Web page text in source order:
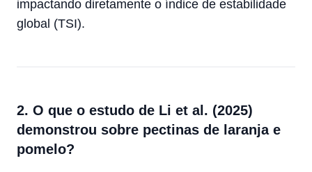
impactando diretamente o índice de estabilidade
global (TSI).
2. O que o estudo de Li et al. (2025)
demonstrou sobre pectinas de laranja e
pomelo?